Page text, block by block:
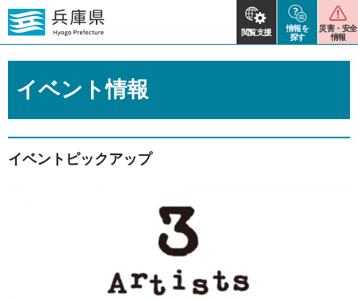
閲覧支援
情報を
探す
災害・安全
情報
イベント情報
イベントピックアップ